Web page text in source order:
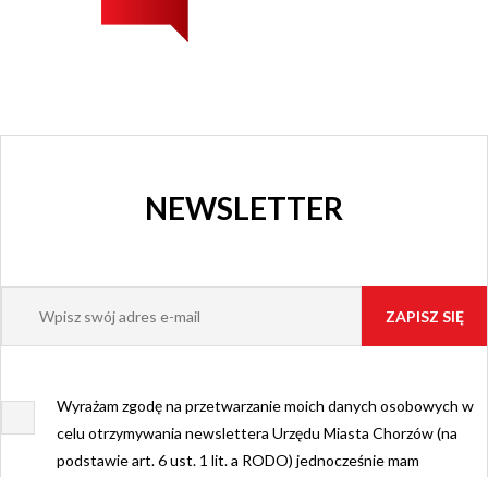
NEWSLETTER
Wyrażam zgodę na przetwarzanie moich danych osobowych w
celu otrzymywania newslettera Urzędu Miasta Chorzów (na
podstawie art. 6 ust. 1 lit. a RODO) jednocześnie mam